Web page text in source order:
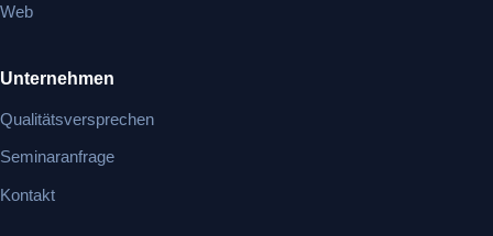
Web
Unternehmen
Qualitätsversprechen
Seminaranfrage
Kontakt